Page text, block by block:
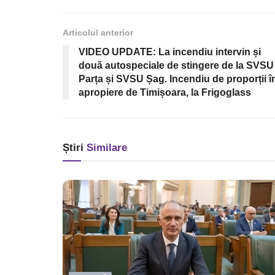
Articolul anterior
VIDEO UPDATE: La incendiu intervin și
două autospeciale de stingere de la SVSU
Parța și SVSU Șag. Incendiu de proporții
apropiere de Timișoara, la Frigoglass
Știri Similare